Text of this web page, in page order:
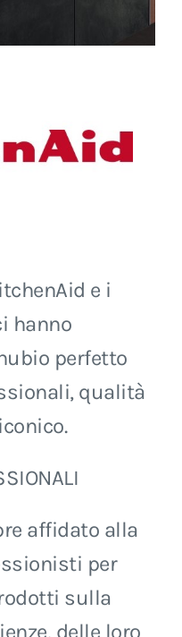
e i
hanno
perfetto
qualità
affidato alla
per
sulla
delle loro